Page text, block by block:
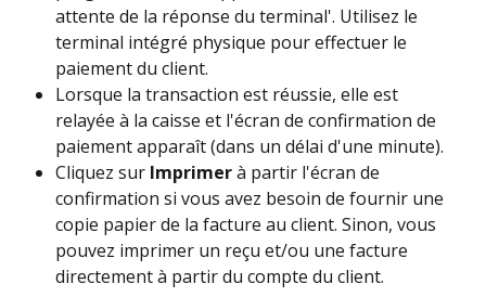
attente de la réponse du terminal'. Utilisez le
terminal intégré physique pour effectuer le
paiement du client.
Lorsque la transaction est réussie, elle est
relayée à la caisse et l'écran de confirmation de
paiement apparaît (dans un délai d'une minute).
Cliquez sur Imprimer à partir l'écran de
confirmation si vous avez besoin de fournir une
copie papier de la facture au client. Sinon, vous
pouvez imprimer un reçu et/ou une facture
directement à partir du compte du client.